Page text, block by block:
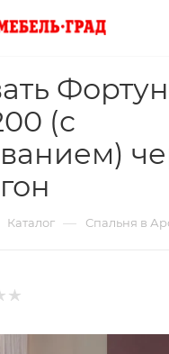
(с
Каталог — Спальня в